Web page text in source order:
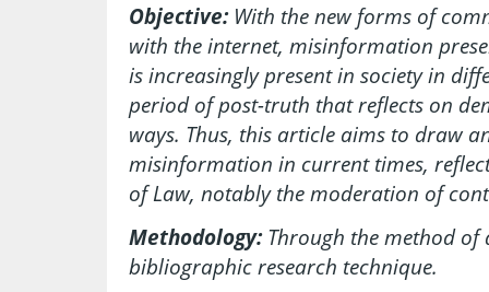
Objective:With the new forms of
with the internet, misinformation
is increasingly present in society in
period of post-truth that reflects on
ways. Thus, this article aims to draw
misinformation in current times,
of Law, notably the moderation of
Methodology:Through the method of
bibliographic research technique.